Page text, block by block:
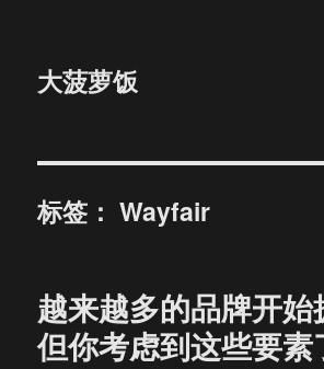
大菠萝饭
标签：Wayfair
越来越多的品牌开始
但你考虑到这些要素